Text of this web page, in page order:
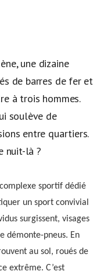
une dizaine
de barres de fer et
à trois hommes.
soulève de
entre quartiers.
nuit-là ?
sportif dédié
un sport convivial
surgissent, visages
démonte-pneus. En
au sol, roués de
extrême. C’est